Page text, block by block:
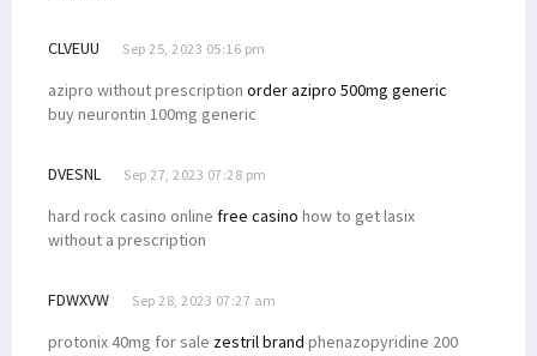
CLVEUU Sep 25, 2023 05:16 pm
azipro without prescription order azipro 500mg generic
buy neurontin 100mg generic
DVESNL Sep 27, 2023 07:28 pm
hard rock casino online free casino how to get lasix
without a prescription
FDWXVW Sep 28, 2023 07:27 am
protonix 40mg for sale zestril brand phenazopyridine 200